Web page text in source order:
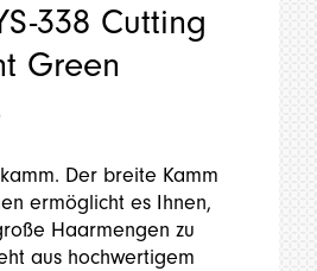
338 Cutting
Green
Der breite Kamm
ermöglicht es Ihnen,
Haarmengen zu
aus hochwertigem